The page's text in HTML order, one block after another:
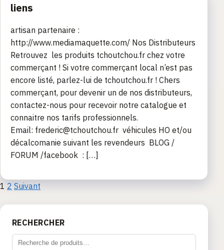
liens
artisan partenaire :
http://www.mediamaquette.com/ Nos Distributeurs
Retrouvez les produits tchoutchou.fr chez votre
commerçant ! Si votre commerçant local n’est pas
encore listé, parlez-lui de tchoutchou.fr ! Chers
commerçant, pour devenir un de nos distributeurs,
contactez-nous pour recevoir notre catalogue et
connaitre nos tarifs professionnels.
Email: frederic@tchoutchou.fr véhicules HO et/ou
décalcomanie suivant les revendeurs BLOG /
FORUM /facebook : […]
Pagination
des
publications
1 2 Suivant
RECHERCHER
Recherche